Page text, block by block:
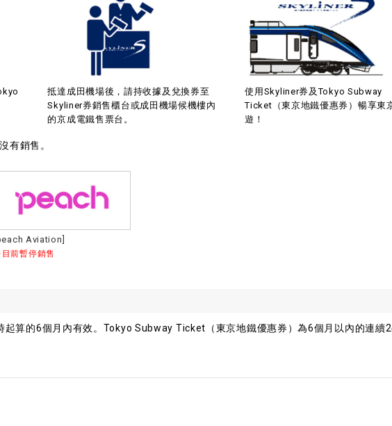
抵達成田機場後，請持收據及兌換券至
Skyliner券銷售櫃台或成田機場候機樓內
的京成電鐵售票台。
使用Skyliner券及Tokyo Subway
Ticket（東京地鐵優惠券）暢享東
遊！
有銷售。
Aviation]
前暫停銷售
起算的6個月內有效。Tokyo Subway Ticket（東京地鐵優惠券）為6個月以內的連續